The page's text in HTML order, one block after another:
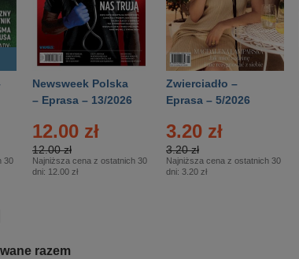
30
Newsweek Polska
– Eprasa – 13/2026
12.00 zł
12.00 zł
Najniższa cena z ostatnich 30
dni: 12.00 zł
Zwierciadło –
Eprasa – 5/2026
3.20 zł
3.20 zł
Najniższa cena z ostatnich 30
dni: 3.20 zł
razem